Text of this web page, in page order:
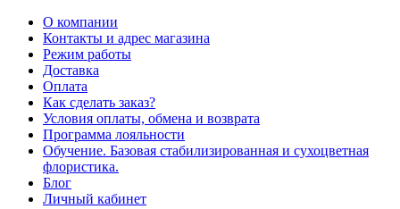
О компании
Контакты и адрес магазина
Режим работы
Доставка
Оплата
Как сделать заказ?
Условия оплаты, обмена и возврата
Программа лояльности
Обучение. Базовая стабилизированная и сухоцветная
флористика.
Блог
Личный кабинет